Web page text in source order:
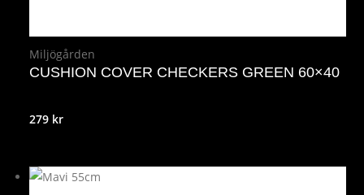
Miljögården
CUSHION COVER CHECKERS GREEN 60×40
279 kr